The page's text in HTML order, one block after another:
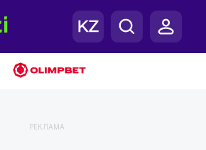
РЕКЛАМА